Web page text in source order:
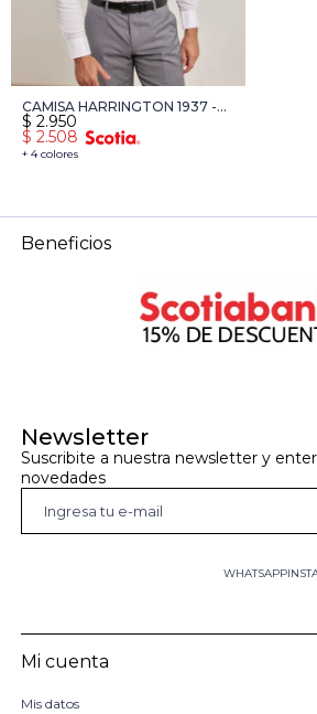
CAMISA HARRINGTON 1937 -
BLANCO
+ 4 colores
$ 2.950
$ 2.508
Newsletter
Suscribite a nuestra newsletter y
novedades
WHATSAPP
Mi cuenta
Mis datos
Beneficios